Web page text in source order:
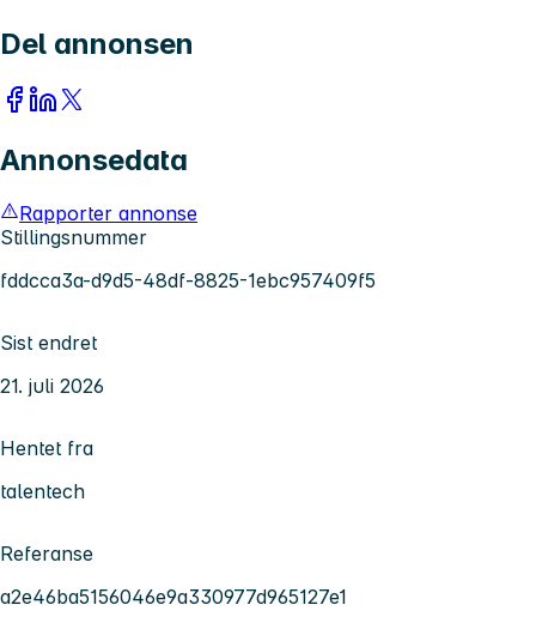
Del annonsen
Annonsedata
Rapporter annonse
Stillingsnummer
fddcca3a-d9d5-48df-8825-1ebc957409f5
Sist endret
21. juli 2026
Hentet fra
talentech
Referanse
a2e46ba5156046e9a330977d965127e1